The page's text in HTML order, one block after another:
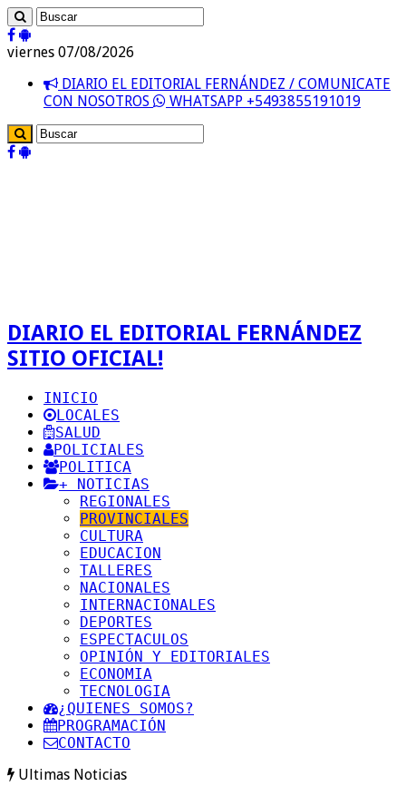
viernes 07/08/2026
DIARIO EL EDITORIAL FERNÁNDEZ / COMUNICATE
CON NOSOTROS
WHATSAPP +5493855191019
DIARIO EL EDITORIAL FERNÁNDEZ
SITIO OFICIAL!
INICIO
LOCALES
SALUD
POLICIALES
POLITICA
+ NOTICIAS
REGIONALES
PROVINCIALES
CULTURA
EDUCACION
TALLERES
NACIONALES
INTERNACIONALES
DEPORTES
ESPECTACULOS
OPINIÓN Y EDITORIALES
ECONOMIA
TECNOLOGIA
¿QUIENES SOMOS?
PROGRAMACIÓN
CONTACTO
Ultimas Noticias